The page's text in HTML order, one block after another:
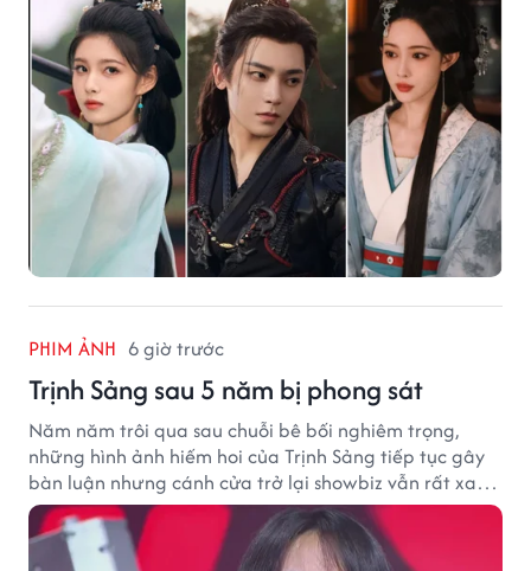
PHIM ẢNH 6 giờ trước
Trịnh Sảng sau 5 năm bị phong sát
Năm năm trôi qua sau chuỗi bê bối nghiêm trọng,
những hình ảnh hiếm hoi của Trịnh Sảng tiếp tục gây
bàn luận nhưng cánh cửa trở lại showbiz vẫn rất xa
vời.